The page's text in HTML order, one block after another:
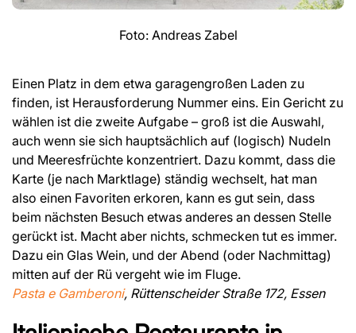
Foto: Andreas Zabel
Einen Platz in dem etwa garagengroßen Laden zu
finden, ist Herausforderung Nummer eins. Ein Gericht zu
wählen ist die zweite Aufgabe – groß ist die Auswahl,
auch wenn sie sich hauptsächlich auf (logisch) Nudeln
und Meeresfrüchte konzentriert. Dazu kommt, dass die
Karte (je nach Marktlage) ständig wechselt, hat man
also einen Favoriten erkoren, kann es gut sein, dass
beim nächsten Besuch etwas anderes an dessen Stelle
gerückt ist. Macht aber nichts, schmecken tut es immer.
Dazu ein Glas Wein, und der Abend (oder Nachmittag)
mitten auf der Rü vergeht wie im Fluge.
Pasta e Gamberoni, Rüttenscheider Straße 172, Essen